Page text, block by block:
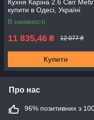
Кухня Каріна 2.6 Світ
купити в Одесі, Україні
В наявності
11 835,46 ₴ 12 077 ₴
Купити
Про нас
96% позитивних з 100